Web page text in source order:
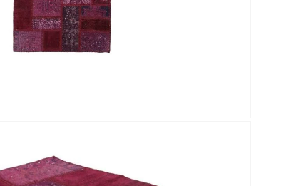
Doy mi consentimiento para que esta web almacene la información
que envío para que puedan responder a mi petición.